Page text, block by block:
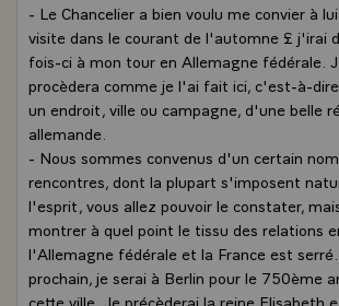
- Le Chancelier a bien voulu me convier à
visite dans le courant de l'automne £ j'irai
fois-ci à mon tour en Allemagne fédérale.
procèdera comme je l'ai fait ici, c'est-à-
un endroit, ville ou campagne, d'une belle
allemande.
- Nous sommes convenus d'un certain
rencontres, dont la plupart s'imposent
l'esprit, vous allez pouvoir le constater,
montrer à quel point le tissu des relations
l'Allemagne fédérale et la France est
prochain, je serai à Berlin pour le 750ème
cette ville. Je précèderai la reine Elisabeth